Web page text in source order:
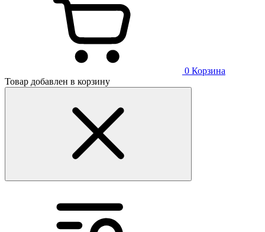
0 Корзина
Товар добавлен в корзину